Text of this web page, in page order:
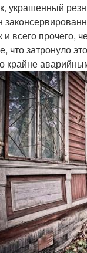
украшенный
всего прочего,
что затронуло
крайне